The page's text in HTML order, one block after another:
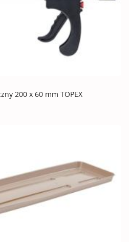
200 x 60 mm TOPEX